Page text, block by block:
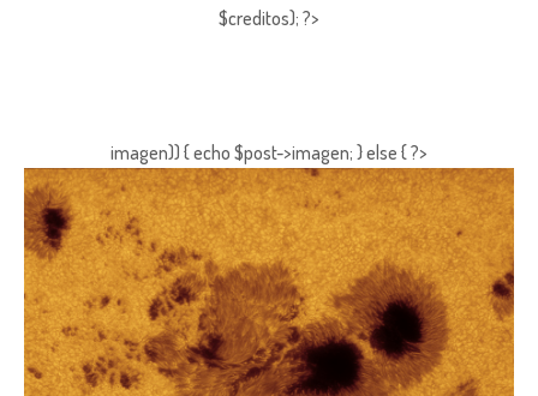
$creditos); ?>
imagen)) { echo $post->imagen; } else { ?>